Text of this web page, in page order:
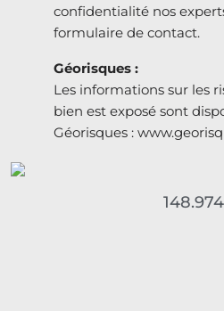
confidentialité nos
formulaire de contact.
Géorisques :
Les informations sur les
bien est exposé sont
Géorisques :